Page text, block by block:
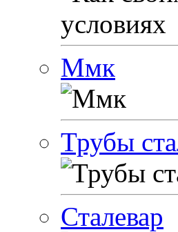
Ммк
Трубы
Сталевар